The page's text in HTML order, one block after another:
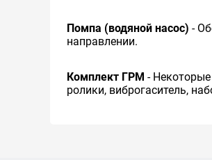
Помпа (водяной насос) -
направлении.
Комплект ГРМ -
ролики, виброгаситель,